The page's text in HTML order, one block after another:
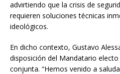
advirtiendo que la crisis de
requieren soluciones técnicas
ideológicos.
En dicho contexto, Gustavo
disposición del Mandatario
conjunta. “Hemos venido a